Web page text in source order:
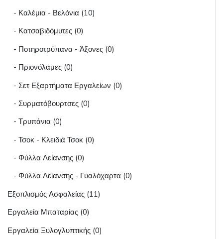
- Καλέμια - Βελόνια (10)
- Κατσαβιδόμυτες (0)
- Ποτηροτρύπανα - Άξονες (0)
- Πριονόλαμες (0)
- Σετ Εξαρτήματα Εργαλείων (0)
- Συρματόβουρτσες (0)
- Τρυπάνια (0)
- Τσοκ - Κλειδιά Τσοκ (0)
- Φύλλα Λείανσης (0)
- Φύλλα Λείανσης - Γυαλόχαρτα (0)
Εξοπλισμός Ασφαλείας (11)
Εργαλεία Μπαταρίας (0)
Εργαλεία Ξυλογλυπτικής (0)